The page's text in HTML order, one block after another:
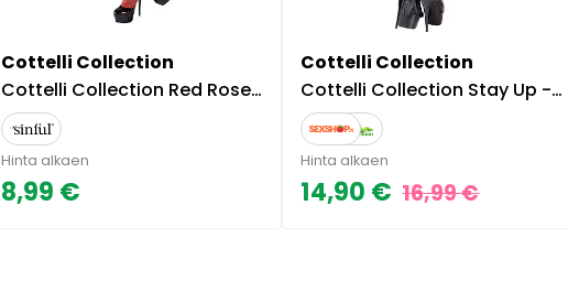
Cottelli Collection
Cottelli Collection Red Rose - Stay Up -sukat, punainen
Hinta alkaen
8,99 €
Cottelli Collection
Cottelli Collection Stay Up -sukat leveällä resorilla
Hinta alkaen
14,90 € 16,99 €